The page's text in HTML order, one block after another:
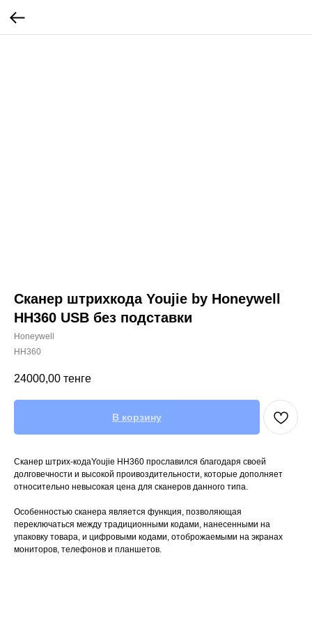
Cканер штрихкода Youjie by Honeywell
HH360 USB без подставки
Honeywell
HH360
24000,00 тенге
В корзину
Сканер штрих-кодаYoujie HH360 прославился благодаря своей
долговечности и высокой проивоздительности, которые дополняет
относительно невысокая цена для сканеров данного типа.
Особенностью сканера является функция, позволяющая
переключаться между традиционными кодами, нанесенными на
упаковку товара, и цифровыми кодами, отоброжаемыми на экранах
мониторов, телефонов и планшетов.